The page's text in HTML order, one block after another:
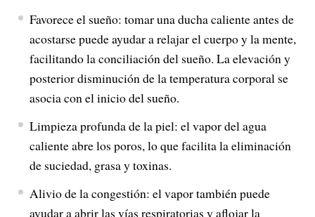
Favorece el sueño: tomar una ducha caliente antes de
acostarse puede ayudar a relajar el cuerpo y la mente,
facilitando la conciliación del sueño. La elevación y
posterior disminución de la temperatura corporal se
asocia con el inicio del sueño.
Limpieza profunda de la piel: el vapor del agua
caliente abre los poros, lo que facilita la eliminación
de suciedad, grasa y toxinas.
Alivio de la congestión: el vapor también puede
ayudar a abrir las vías respiratorias y aflojar la